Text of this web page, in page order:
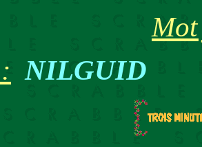
NILGUID